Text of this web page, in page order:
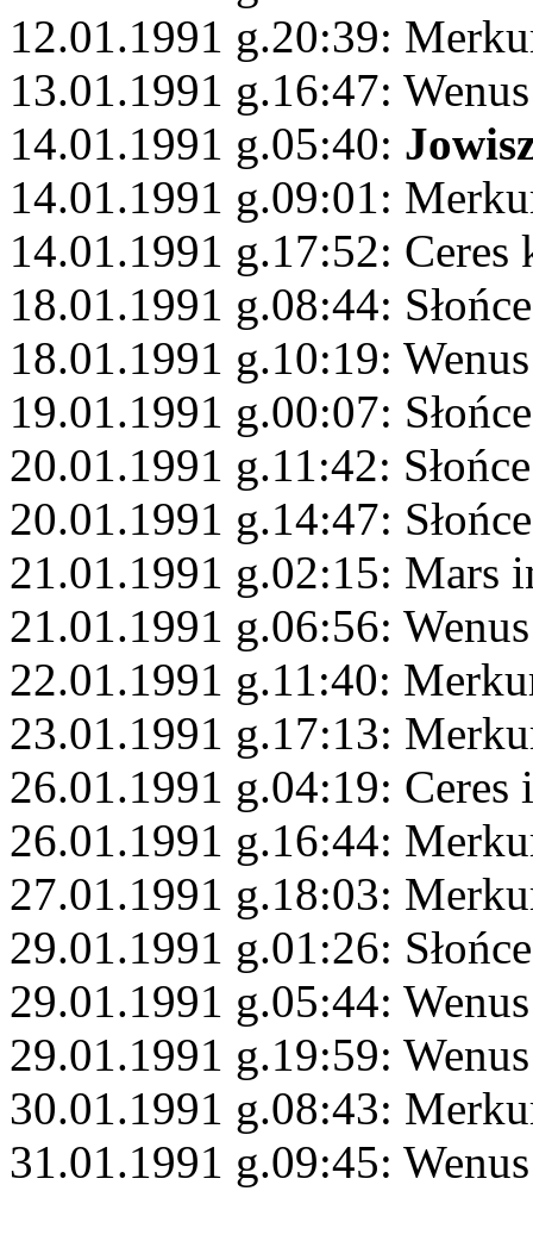
12.01.1991 g.20:39:
13.01.1991 g.16:47:
14.01.1991 g.05:40:
14.01.1991 g.09:01:
14.01.1991 g.17:52: Ceres
18.01.1991 g.08:44:
18.01.1991 g.10:19:
19.01.1991 g.00:07:
20.01.1991 g.11:42:
20.01.1991 g.14:47:
21.01.1991 g.02:15: Mars
21.01.1991 g.06:56:
22.01.1991 g.11:40:
23.01.1991 g.17:13:
26.01.1991 g.04:19: Ceres
26.01.1991 g.16:44:
27.01.1991 g.18:03:
29.01.1991 g.01:26:
29.01.1991 g.05:44:
29.01.1991 g.19:59:
30.01.1991 g.08:43:
31.01.1991 g.09:45: